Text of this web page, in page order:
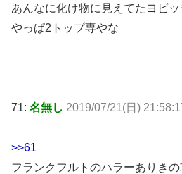
あんなに化け物に見えてたヨビ
やっぱ2トップ専やな
71: 名無し 2019/07/21(日)
>>61
フランクフルトのハラーありき